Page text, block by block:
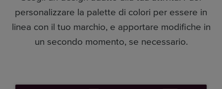
personalizzare la palette di colori per essere in
linea con il tuo marchio, e apportare modifiche in
un secondo momento, se necessario.